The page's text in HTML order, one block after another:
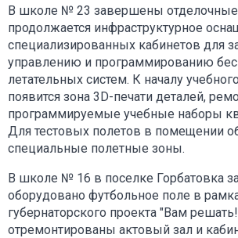
В школе № 23 завершены
продолжается инфраструктурное
специализированных кабинетов для
управлению и программированию
летательных систем. К началу
появится зона 3D-печати деталей,
программируемые учебные наборы
Для тестовых полетов в помещении
специальные полетные зоны.
В школе № 16 в поселке Горбатовка
оборудовано футбольное поле в
губернаторского проекта "Вам
отремонтированы актовый зал и